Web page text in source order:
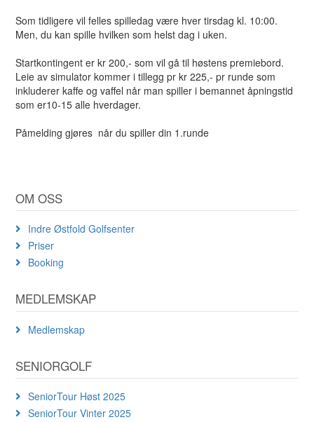
Som tidligere vil felles spilledag være hver tirsdag kl. 10:00.
Men, du kan spille hvilken som helst dag i uken.
Startkontingent er kr 200,- som vil gå til høstens premiebord.
Leie av simulator kommer i tillegg pr kr 225,- pr runde som
inkluderer kaffe og vaffel når man spiller i bemannet åpningstid
som er10-15 alle hverdager.
Påmelding gjøres når du spiller din 1.runde
OM OSS
Indre Østfold Golfsenter
Priser
Booking
MEDLEMSKAP
Medlemskap
SENIORGOLF
SeniorTour Høst 2025
SeniorTour Vinter 2025